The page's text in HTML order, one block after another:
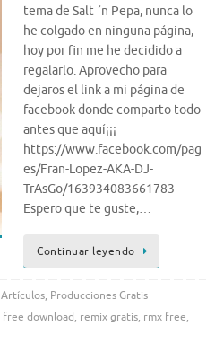
tema de Salt ´n Pepa, nunca lo
he colgado en ninguna página,
hoy por fin me he decidido a
regalarlo. Aprovecho para
dejaros el link a mi página de
facebook donde comparto todo
antes que aquí¡¡¡
https://www.facebook.com/pag
es/Fran-Lopez-AKA-DJ-
TrAsGo/163934083661783
Espero que te guste,…
Continuar leyendo
Artículos, Producciones Gratis
free download, remix gratis, rmx free,